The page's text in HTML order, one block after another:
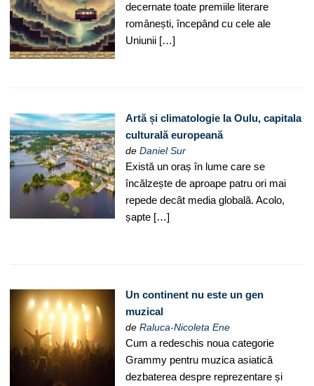
decernate toate premiile literare
românești, începând cu cele ale
Uniunii […]
Artă și climatologie la Oulu, capitala
culturală europeană
deDaniel Sur
Există un oraș în lume care se
încălzește de aproape patru ori mai
repede decât media globală. Acolo,
șapte […]
Un continent nu este un gen
muzical
deRaluca-Nicoleta Ene
Cum a redeschis noua categorie
Grammy pentru muzica asiatică
dezbaterea despre reprezentare și